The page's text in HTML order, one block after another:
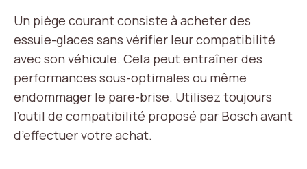
Un piège courant consiste à acheter des
essuie-glaces sans vérifier leur compatibilité
avec son véhicule. Cela peut entraîner des
performances sous-optimales ou même
endommager le pare-brise. Utilisez toujours
l’outil de compatibilité proposé par Bosch avant
d’effectuer votre achat.